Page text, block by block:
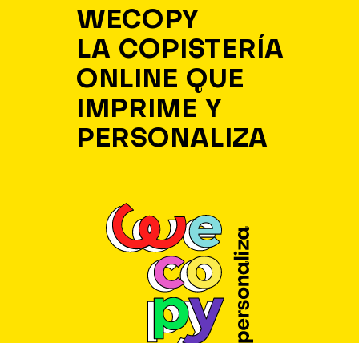
WECOPY
LA COPISTERÍA
ONLINE QUE
IMPRIME Y
PERSONALIZA